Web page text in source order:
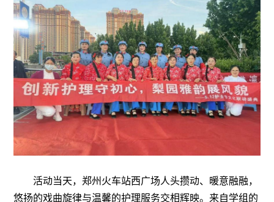
活动当天，郑州火车站西广场人头攒动、暖意融融，
悠扬的戏曲旋律与温馨的护理服务交相辉映。来自学组的